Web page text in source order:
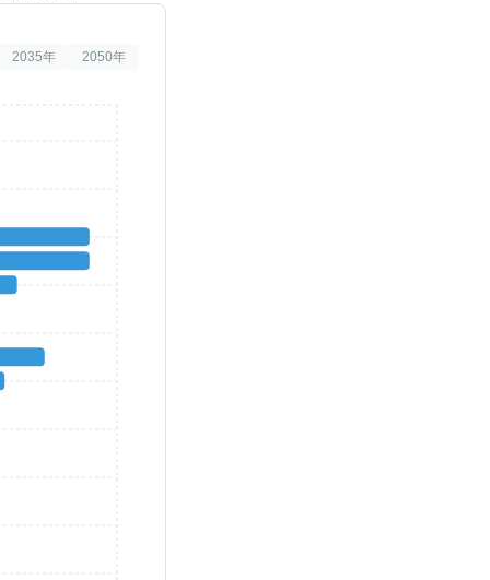
2035年 2050年